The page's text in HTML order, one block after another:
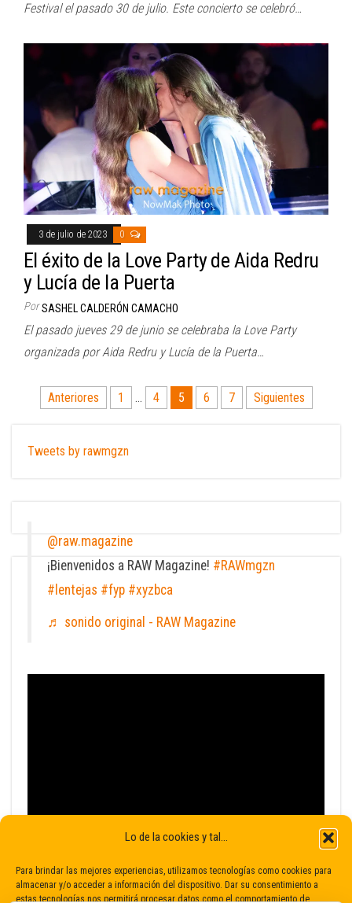
Lo de la cookies y tal...
Para brindar las mejores experiencias, utilizamos tecnologías como cookies para
almacenar y/o acceder a información del dispositivo. Dar su consentimiento a
estas tecnologías nos permitirá procesar datos como el comportamiento de
Festival el pasado 30 de julio. Este concierto se celebró…
3 de julio de 2023 0
El éxito de la Love Party de Aida Redru
y Lucía de la Puerta
Por SASHEL CALDERÓN CAMACHO
El pasado jueves 29 de junio se celebraba la Love Party
organizada por Aida Redru y Lucía de la Puerta…
Paginación
entradas
Anteriores 1 … 4 5 6 7 Siguientes
Tweets by rawmgzn
@raw.magazine
¡Bienvenidos a RAW Magazine! #RAWmgzn
#lentejas #fyp #xyzbca
♬ sonido original - RAW Magazine